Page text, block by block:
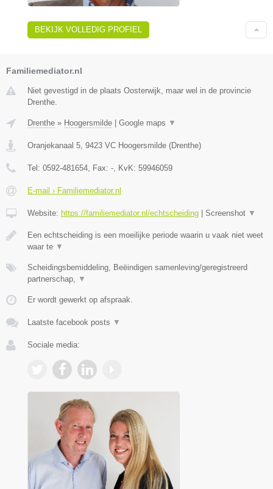
BEKIJK VOLLEDIG PROFIEL
Familiemediator.nl
Niet gevestigd in de plaats Oosterwijk, maar wel in de provincie
Drenthe.
Drenthe » Hoogersmilde | Google maps ▼
Oranjekanaal 5 9423 VC Hoogersmilde (Drenthe)
Tel: 0592-481654 , Fax: - , KvK: 59946059
E-mail › Familiemediator.nl
Website: https://familiemediator.nl/echtscheiding | Screenshot ▼
Een echtscheiding is een moeilijke periode waarin u vaak niet weet
waar te ▼
Scheidingsbemiddeling, Beëindigen samenleving/geregistreerd
partnerschap,
▼
Er wordt gewerkt op afspraak.
Laatste facebook posts ▼
Sociale media: